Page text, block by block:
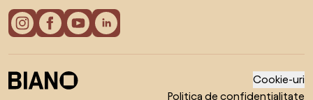
Cookie-uri
Politica de confidențialitate